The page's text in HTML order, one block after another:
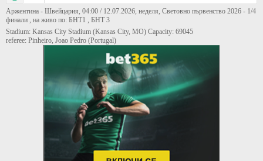
Аржентина - Швейцария, 04:00 / 12.07.2026, неделя, Световно първенство 2026 - 1/4
финали , на живо по: БНТ1 , БНТ 3
Stadium: Kansas City Stadium (Kansas City, MO) Capacity: 69045
referee: Pinheiro, Joao Pedro (Portugal)